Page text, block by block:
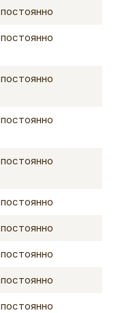
постоянно
постоянно
постоянно
постоянно
постоянно
постоянно
постоянно
постоянно
постоянно
постоянно